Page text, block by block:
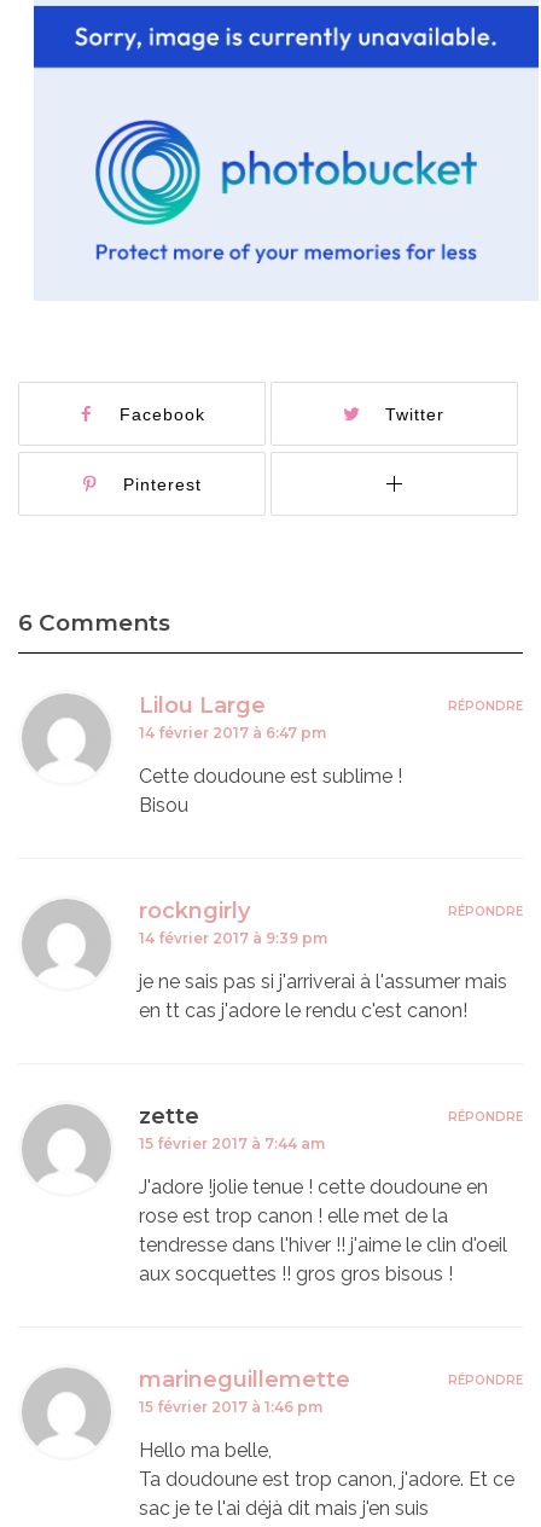
Facebook Twitter
Pinterest
6 Comments
Lilou Large
14 février 2017 à 6:47 pm
Cette doudoune est sublime !
Bisou
RÉPONDRE
rockngirly
14 février 2017 à 9:39 pm
je ne sais pas si j'arriverai à l'assumer mais
en tt cas j'adore le rendu c'est canon!
RÉPONDRE
zette
15 février 2017 à 7:44 am
J'adore !jolie tenue ! cette doudoune en
rose est trop canon ! elle met de la
tendresse dans l'hiver !! j'aime le clin d'oeil
aux socquettes !! gros gros bisous !
RÉPONDRE
marineguillemette
15 février 2017 à 1:46 pm
Hello ma belle,
Ta doudoune est trop canon, j'adore. Et ce
sac je te l'ai déjà dit mais j'en suis
RÉPONDRE